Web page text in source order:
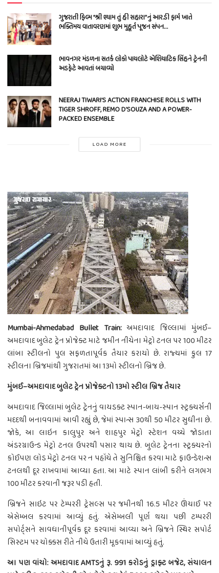
ગુજરાતી ફિલ્મ “શ્રી શ્યામ તું હી સહારા”નું આર.ડી ફાર્મ ખાતે
ભક્તિમય વાતાવરણમાં શુભ મુહૂર્ત પૂજન સંપન…
ભાવનગર મંડળના સતર્ક લોકો પાયલોટે એશિયાટિક સિંહને ટ્રેનની
અડફેટે આવતાં બચાવ્યો
NEERAJ TIWARI’S ACTION FRANCHISE ROLLS WITH
TIGER SHROFF, REMO D’SOUZA AND A POWER-
PACKED ENSEMBLE
LOAD MORE
Mumbai-Ahmedabad Bullet Train:અમદાવાદ જિલ્લામાં મુંબઈ–
અમદાવાદ બુલેટ ટ્રેન પ્રોજેક્ટ માટે જમીન નીચેના મેટ્રો ટનલ પર 100 મીટર
લાંબા સ્ટીલનો પુલ સફળતાપૂર્વક તૈયાર કરાયો છે. રાજ્યમાં કુલ 17
સ્ટીલના બ્રિજમાંથી ગુજરાતમાં આ 13મો સ્ટીલનો બ્રિજ છે.
મુંબઈ–અમદાવાદ બુલેટ ટ્રેન પ્રોજેક્ટનો 13મો સ્ટીલ બ્રિજ તૈયાર
અમદાવાદ જિલ્લામાં બુલેટ ટ્રેનનું વાયડક્ટ સ્પાન-બાય-સ્પાન સ્ટ્રક્ચર્સની
મદદથી બનાવવામાં આવી રહ્યું છે, જેમાં સ્પાન્સ 30થી 50 મીટર સુધીના છે.
જોકે, આ લાઇન કાલુપુર અને શાહપુર મેટ્રો સ્ટેશન વચ્ચે જોડાતા
અંડરગ્રાઉન્ડ મેટ્રો ટનલ ઉપરથી પસાર થાય છે. બુલેટ ટ્રેનના સ્ટ્રક્ચરનો
કોઈપણ લોડ મેટ્રો ટનલ પર ન પહોંચે તે સુનિશ્ચિત કરવા માટે ફાઉન્ડેશન્સ
ટનલથી દૂર રાખવામાં આવ્યા હતા. આ માટે સ્પાન લાંબી કરીને લગભગ
100 મીટર કરવાની જરૂર પડી હતી.
બ્રિજને સાઇટ પર ટેમ્પરરી ટ્રેસલ્સ પર જમીનથી 16.5 મીટર ઊંચાઈ પર
એસેમ્બલ કરવામાં આવ્યું હતું. એસેમ્બલી પૂર્ણ થયા પછી ટમ્પરરી
સપોર્ટ્સને સાવધાનીપૂર્વક દૂર કરવામાં આવ્યા અને બ્રિજને સ્થિર સપોર્ટ
સિસ્ટમ પર ચોક્કસ રીતે નીચે ઉતારી મૂકવામાં આવ્યું હતું.
આ પણ વાંચો: અમદાવાદ AMTSનું રૂ. 991 કરોડનું ડ્રાફ્ટ બજેટ, સંચાલન